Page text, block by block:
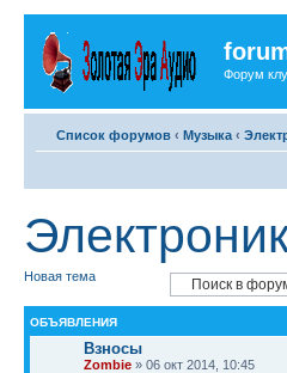
Форум
Список форумов ‹ Музыка ‹
Новая тема
ОБЪЯВЛЕНИЯ
Взносы
Zombie » 06 окт 2014, 10:45